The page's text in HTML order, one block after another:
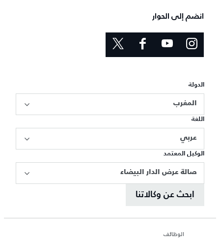
انضم إلى الحوار
الدولة
المغرب
اللغة
عربي
الوكيل المعتمد
صالة عرض الدار البيضاء
ابحث عن وكالاتنا
الوظائف